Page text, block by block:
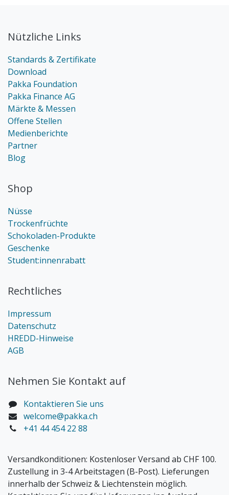
Nützliche Links
Standards & Zertifikate
Download
Pakka Foundation
Pakka Finance AG
Märkte & Messen
Offene Stellen
Medienberichte
Partner
Blog
Shop
Nüsse
Trockenfrüchte
Schokoladen-Produkte
Geschenke
Student:innenrabatt
Rechtliches
Impressum
Datenschutz
HREDD-Hinweise
AGB
Nehmen Sie Kontakt auf
Kontaktieren Sie uns
welcome@pakka.ch
+41 44 454 22 88
Versandkonditionen: Kostenloser Versand ab CHF 100.
Zustellung in 3-4 Arbeitstagen (B-Post). Lieferungen
innerhalb der Schweiz & Liechtenstein möglich.